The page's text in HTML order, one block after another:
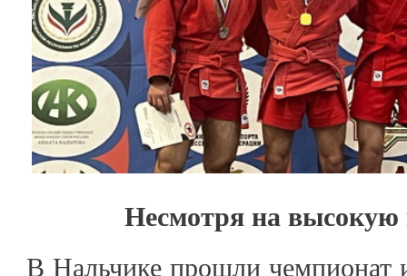
Несмотря на
В Нальчике прошли